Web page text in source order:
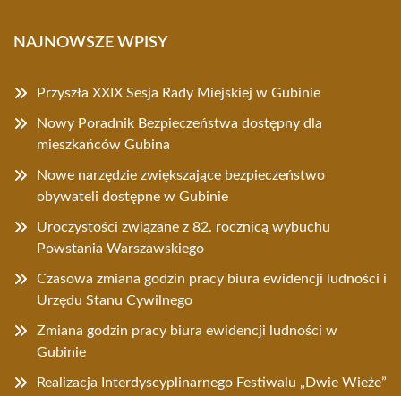
NAJNOWSZE WPISY
Przyszła XXIX Sesja Rady Miejskiej w Gubinie
Nowy Poradnik Bezpieczeństwa dostępny dla
mieszkańców Gubina
Nowe narzędzie zwiększające bezpieczeństwo
obywateli dostępne w Gubinie
Uroczystości związane z 82. rocznicą wybuchu
Powstania Warszawskiego
Czasowa zmiana godzin pracy biura ewidencji ludności i
Urzędu Stanu Cywilnego
Zmiana godzin pracy biura ewidencji ludności w
Gubinie
Realizacja Interdyscyplinarnego Festiwalu „Dwie Wieże”